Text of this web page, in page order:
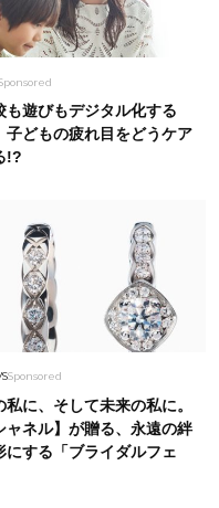
色】を使い分け
ション】は「拭く」こ
」して運を受け取りやすく
コーデ”が垢抜ける！秋ま
旬バッグ】2選
母を助けたい」という一
感を乗り越え、人生を変え
の”一言”
も遊びもデジタル化する
子どもの疲れ目をどうケア
!?
Sponsored
私に、そして未来の私に。
ャネル】が贈る、永遠の絆
にする「ブライダルフェ